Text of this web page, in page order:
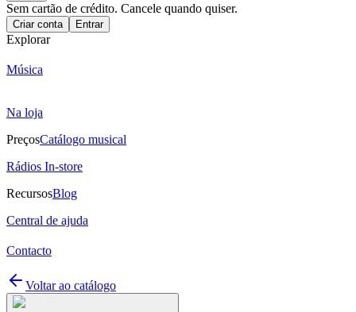
Sem cartão de crédito. Cancele quando quiser.
Criar conta Entrar
Explorar
Música
Na loja
PreçosCatálogo musical
Rádios In-store
RecursosBlog
Central de ajuda
Contacto
Voltar ao catálogo